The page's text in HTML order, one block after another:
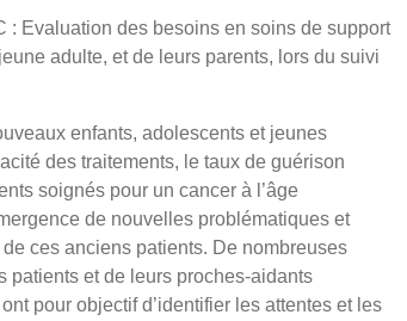
: Evaluation des besoins en soins de support
adulte, et de leurs parents, lors du suivi
enfants, adolescents et jeunes
des traitements, le taux de guérison
soignés pour un cancer à l’âge
de nouvelles problématiques et
ces anciens patients. De nombreuses
patients et de leurs proches-aidants
pour objectif d’identifier les attentes et les